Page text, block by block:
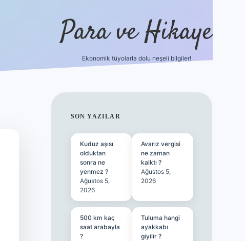
Para ve Hikaye
Ekonomik tüyolarla dolu neşeli bilgiler!
SIDEBAR
SON YAZILAR
Kuduz aşısı
olduktan
sonra ne
yenmez ?
Ağustos 5,
2026
Avarız vergisi
ne zaman
kalktı ?
Ağustos 5,
2026
500 km kaç
saat arabayla
?
Tuluma hangi
ayakkabı
giyilir ?
https://elexbetgiris.org/